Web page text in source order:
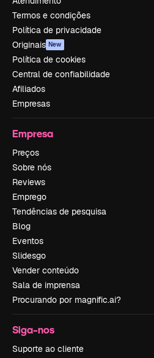
Termos e condições
Política de privacidade
Originais New
Política de cookies
Central de confiabilidade
Afiliados
Empresas
Empresa
Preços
Sobre nós
Reviews
Emprego
Tendências de pesquisa
Blog
Eventos
Slidesgo
Vender conteúdo
Sala de imprensa
Procurando por magnific.ai?
Siga-nos
Suporte ao cliente